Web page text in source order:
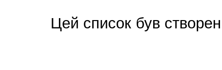
Цей список був